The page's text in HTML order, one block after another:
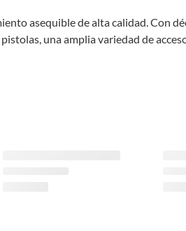
asequible de alta calidad. Con
una amplia variedad de